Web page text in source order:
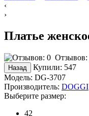
‹
›
Платье
Отзывов:
Купили: 547
Модель: DG-3707
Производитель: DOGGI
Выберите размер:
42